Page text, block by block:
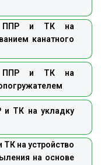
ППР и ТК на
канатного
ППР и ТК на
и ТК на укладку
ТК на устройство
на основе